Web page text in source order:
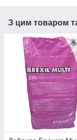
З цим товаром